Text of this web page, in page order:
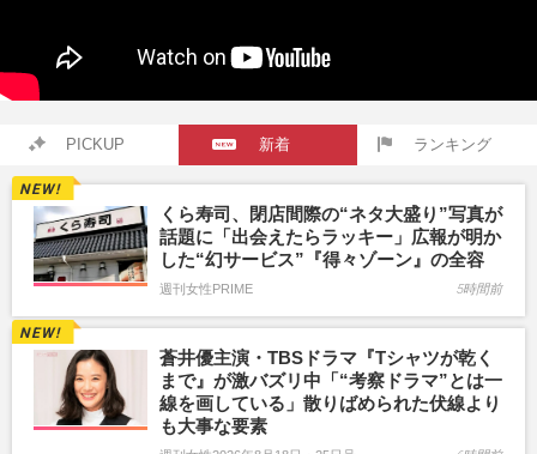
PICKUP 新着 ランキング
くら寿司、閉店間際の“ネタ大盛り”写真が
話題に「出会えたらラッキー」広報が明か
した“幻サービス”『得々ゾーン』の全容
週刊女性PRIME 5時間前
蒼井優主演・TBSドラマ『Tシャツが乾く
まで』が激バズリ中「“考察ドラマ”とは一
線を画している」散りばめられた伏線より
も大事な要素